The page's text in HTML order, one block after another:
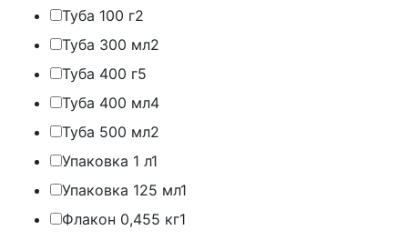
Туба 100 г2
Туба 300 мл2
Туба 400 г5
Туба 400 мл4
Туба 500 мл2
Упаковка 1 л1
Упаковка 125 мл1
Флакон 0,455 кг1